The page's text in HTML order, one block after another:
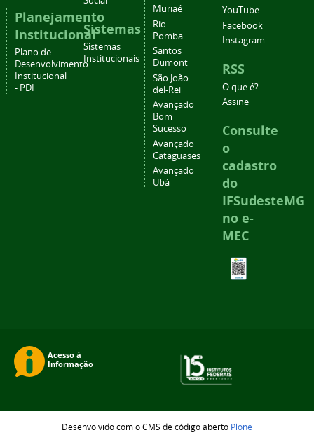
Planejamento
Institucional
Plano de
Desenvolvimento
Institucional
- PDI
Sistemas
Sistemas
Institucionais
Muriaé
Rio
Pomba
Santos
Dumont
São João
del-Rei
Avançado
Bom
Sucesso
Avançado
Cataguases
Avançado
Ubá
YouTube
Facebook
Instagram
RSS
O que é?
Assine
Consulte
o
cadastro
do
IFSudesteMG
no e-
MEC
Desenvolvido com o CMS de código aberto Plone